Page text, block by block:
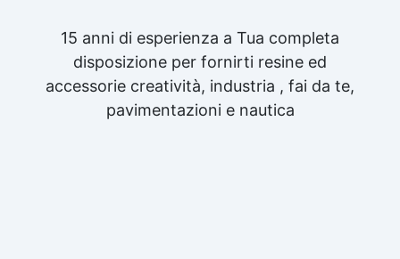
15 anni di esperienza a Tua completa
disposizione per fornirti resine ed
accessorie creatività, industria , fai da te,
pavimentazioni e nautica